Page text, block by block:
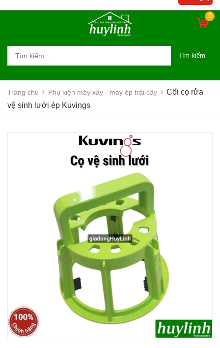
0
Tìm kiếm
Trang chủ Phụ kiện máy xay - máy ép trái cây
Cối cọ rửa
vệ sinh lưới ép Kuvings